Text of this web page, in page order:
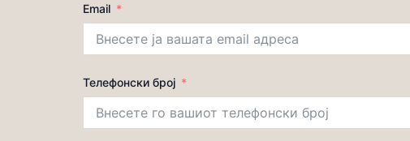
Email
Телефонски број